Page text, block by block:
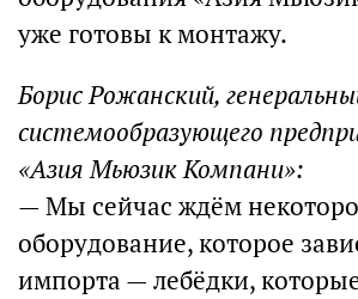
уже готовы к монтажу.
Борис Рожанский,
системообразующего
«Азия Мьюзик Компани»:
— Мы сейчас ждём
оборудование, которое
импорта — лебёдки,